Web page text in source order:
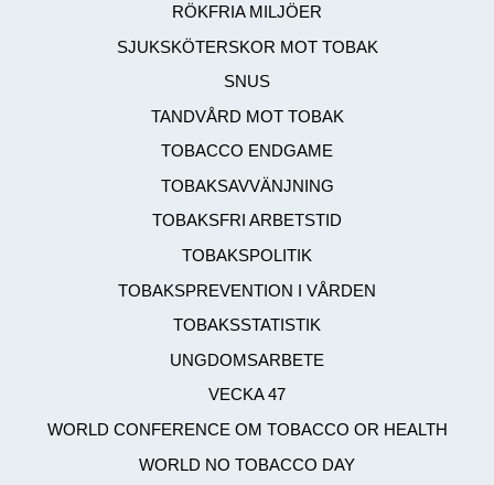
RÖKFRIA MILJÖER
SJUKSKÖTERSKOR MOT TOBAK
SNUS
TANDVÅRD MOT TOBAK
TOBACCO ENDGAME
TOBAKSAVVÄNJNING
TOBAKSFRI ARBETSTID
TOBAKSPOLITIK
TOBAKSPREVENTION I VÅRDEN
TOBAKSSTATISTIK
UNGDOMSARBETE
VECKA 47
WORLD CONFERENCE OM TOBACCO OR HEALTH
WORLD NO TOBACCO DAY